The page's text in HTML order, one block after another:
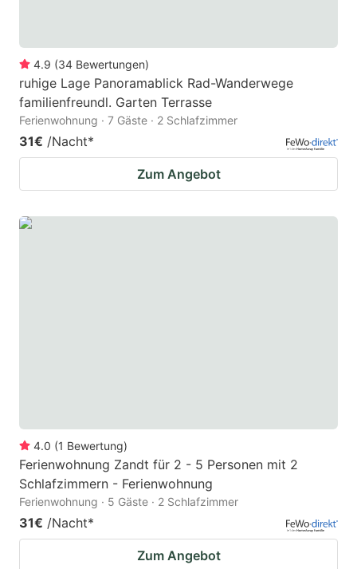
4.9 (34 Bewertungen)
ruhige Lage Panoramablick Rad-Wanderwege
familienfreundl. Garten Terrasse
Ferienwohnung · 7 Gäste · 2 Schlafzimmer
31€ /Nacht*
Zum Angebot
4.0 (1 Bewertung)
Ferienwohnung Zandt für 2 - 5 Personen mit 2
Schlafzimmern - Ferienwohnung
Ferienwohnung · 5 Gäste · 2 Schlafzimmer
31€ /Nacht*
Zum Angebot